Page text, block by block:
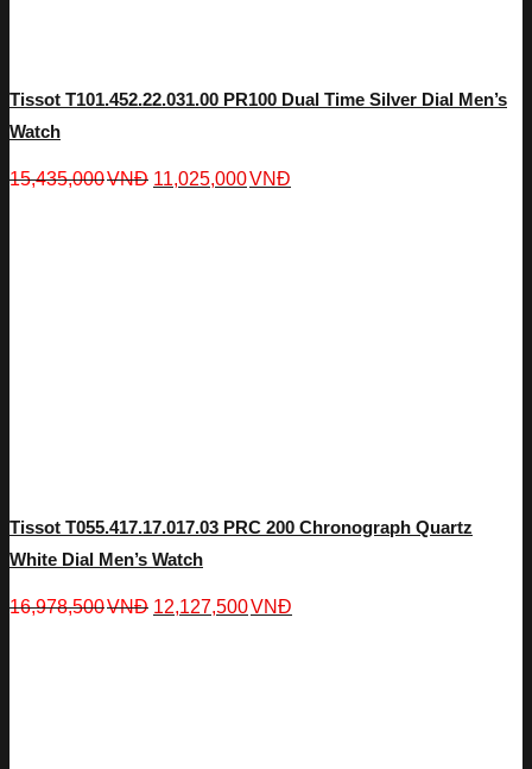
Tissot T101.452.22.031.00 PR100 Dual Time Silver Dial Men’s
Watch
15,435,000VNĐ 11,025,000VNĐ
Tissot T055.417.17.017.03 PRC 200 Chronograph Quartz
White Dial Men’s Watch
16,978,500VNĐ 12,127,500VNĐ